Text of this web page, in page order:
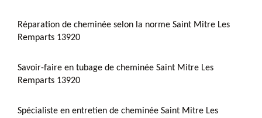
Réparation de cheminée selon la norme Saint Mitre Les
Remparts 13920
Savoir-faire en tubage de cheminée Saint Mitre Les
Remparts 13920
Spécialiste en entretien de cheminée Saint Mitre Les